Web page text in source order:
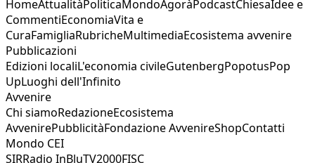
HomeAttualitàPoliticaMondoAgoràPodcastChiesaIdee e
CommentiEconomiaVita e
CuraFamigliaRubricheMultimediaEcosistema avvenire
Pubblicazioni
Edizioni localiL'economia civileGutenbergPopotusPop
UpLuoghi dell'Infinito
Avvenire
Chi siamoRedazioneEcosistema
AvvenirePubblicitàFondazione AvvenireShopContatti
Mondo CEI
SIRRadio InBluTV2000FISC